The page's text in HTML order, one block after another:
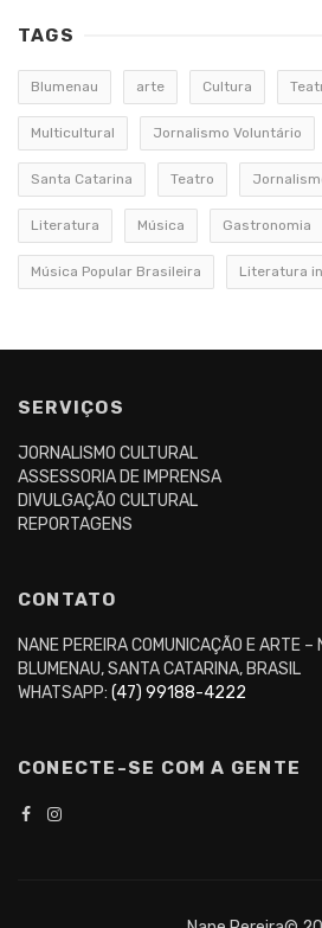
TAGS
Blumenau arte Cultura
Multicultural Jornalismo Voluntário
Santa Catarina Teatro
Literatura Música Gastronomia
Música Popular Brasileira Literatura
SERVIÇOS
JORNALISMO CULTURAL
ASSESSORIA DE IMPRENSA
DIVULGAÇÃO CULTURAL
REPORTAGENS
CONTATO
NANE PEREIRA COMUNICAÇÃO E ARTE –
BLUMENAU, SANTA CATARINA, BRASIL
WHATSAPP: (47) 99188-4222
CONECTE-SE COM A GENTE